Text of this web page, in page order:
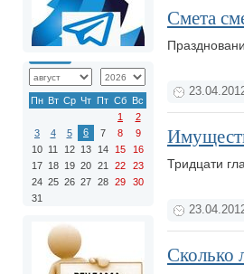
Пн Вт Ср Чт Пт Сб Вс
1
2
3
4 5 6 7 8
9
10 11 12 13 14 15
16
17 18 19 20 21 22
23
24 25 26 27 28 29
30
31
Смета
Тридцати
Сколько